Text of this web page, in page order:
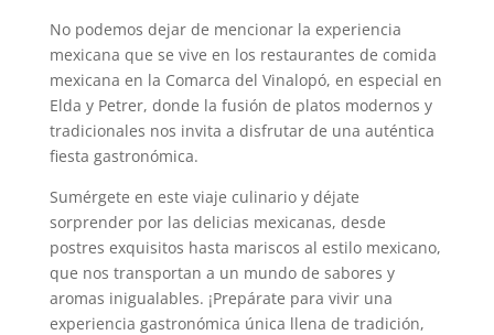
No podemos dejar de mencionar la experiencia
mexicana que se vive en los restaurantes de comida
mexicana en la Comarca del Vinalopó, en especial en
Elda y Petrer, donde la fusión de platos modernos y
tradicionales nos invita a disfrutar de una auténtica
fiesta gastronómica.
Sumérgete en este viaje culinario y déjate
sorprender por las delicias mexicanas, desde
postres exquisitos hasta mariscos al estilo mexicano,
que nos transportan a un mundo de sabores y
aromas inigualables. ¡Prepárate para vivir una
experiencia gastronómica única llena de tradición,